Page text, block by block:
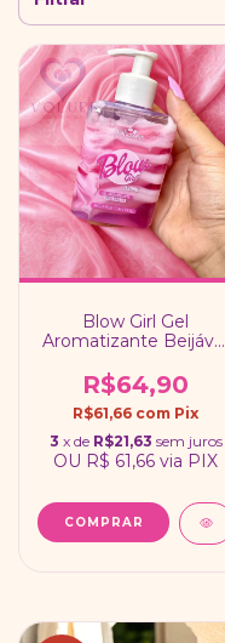
Blow Girl Gel
Aromatizante Beijável
R$64,90
R$61,66 com Pix
3 x de R$21,63 sem juros
OU R$ 61,66 via PIX